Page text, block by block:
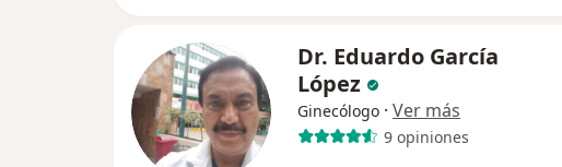
Dr. Eduardo García
López
Ginecólogo · Ver más
9 opiniones